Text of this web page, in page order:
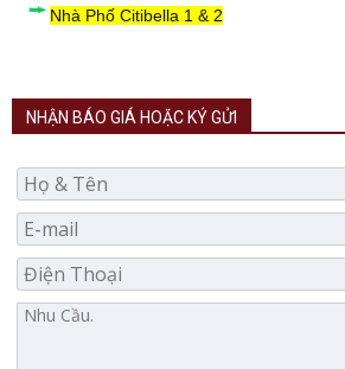
Nhà Phố Citibella 1 & 2
NHẬN BÁO GIÁ HOẶC KÝ GỬI